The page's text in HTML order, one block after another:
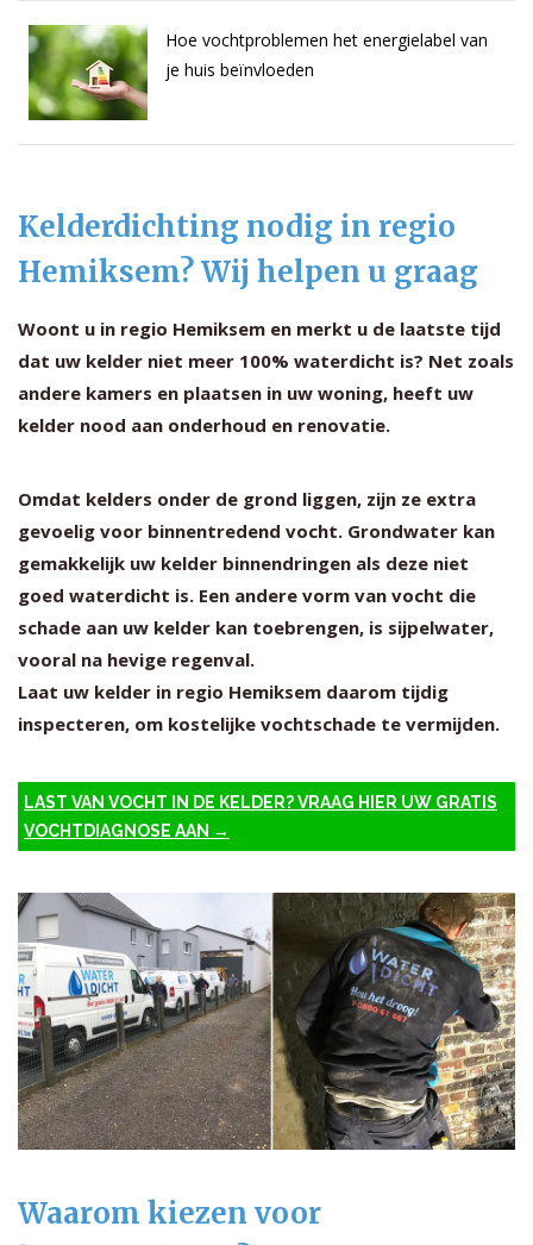
Hoe vochtproblemen het energielabel van
je huis beïnvloeden
Kelderdichting nodig in regio
Hemiksem? Wij helpen u graag
Woont u in regio Hemiksem en merkt u de laatste tijd
dat uw kelder niet meer 100% waterdicht is? Net zoals
andere kamers en plaatsen in uw woning, heeft uw
kelder nood aan onderhoud en renovatie.
Omdat kelders onder de grond liggen, zijn ze extra
gevoelig voor binnentredend vocht. Grondwater kan
gemakkelijk uw kelder binnendringen als deze niet
goed waterdicht is. Een andere vorm van vocht die
schade aan uw kelder kan toebrengen, is sijpelwater,
vooral na hevige regenval.
Laat uw kelder in regio Hemiksem daarom tijdig
inspecteren, om kostelijke vochtschade te vermijden.
LAST VAN VOCHT IN DE KELDER? VRAAG HIER UW GRATIS
VOCHTDIAGNOSE AAN →
Waarom kiezen voor